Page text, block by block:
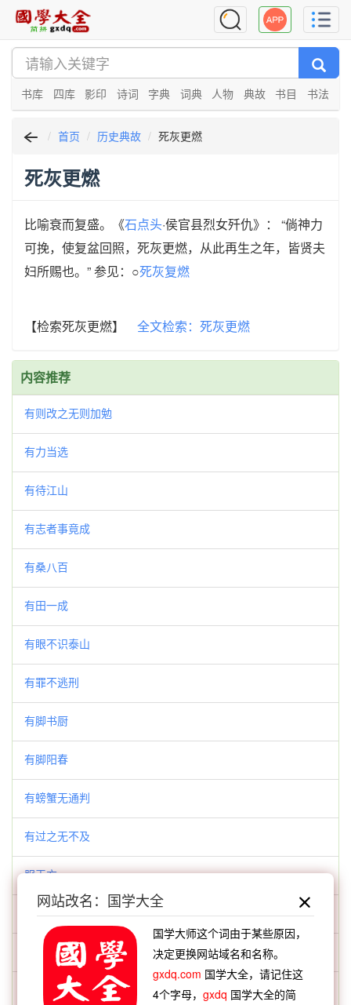
书库 四库 影印 诗词 字典 词典 人物 典故 书目 书法
首页 历史典故 死灰更燃
死灰更燃
比喻衰而复盛。《石点头·侯官县烈女歼仇》： “倘神力
可挽，使复盆回照，死灰更燃，从此再生之年，皆贤夫
妇所赐也。” 参见：○死灰复燃
【检索死灰更燃】 全文检索：死灰更燃
内容推荐
有则改之无则加勉
有力当选
有待江山
有志者事竟成
有桑八百
有田一成
有眼不识泰山
有罪不逃刑
有脚书厨
有脚阳春
有螃蟹无通判
有过之无不及
服玉方
服香升仙
朗陵公
网站改名：国学大全
国学大师这个词由于某些原因，
决定更换网站域名和名称。
gxdq.com 国学大全，请记住这
4个字母，gxdq 国学大全的简